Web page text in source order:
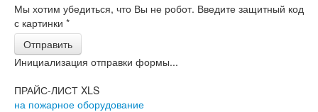
Мы хотим убедиться, что Вы не робот. Введите защитный код
с картинки *
Отправить
Инициализация отправки формы...
ПРАЙС-ЛИСТ XLS
на пожарное оборудование